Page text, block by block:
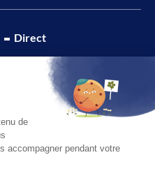
Direct
À propos de nous
Recevoir la chaîne